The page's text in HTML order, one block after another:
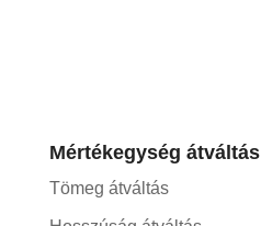
Mértékegység átváltás
Tömeg átváltás